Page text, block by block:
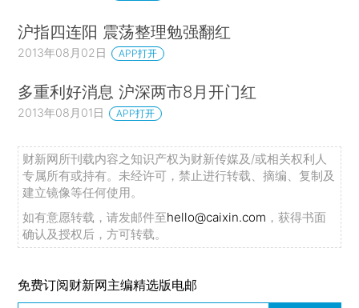
沪指四连阳 震荡整理勉强翻红
2013年08月02日 APP打开
多重利好消息 沪深两市8月开门红
2013年08月01日 APP打开
财新网所刊载内容之知识产权为财新传媒及/或相关权利人
专属所有或持有。未经许可，禁止进行转载、摘编、复制及
建立镜像等任何使用。
如有意愿转载，请发邮件至hello@caixin.com ，获得书面
确认及授权后，方可转载。
免费订阅财新网主编精选版电邮